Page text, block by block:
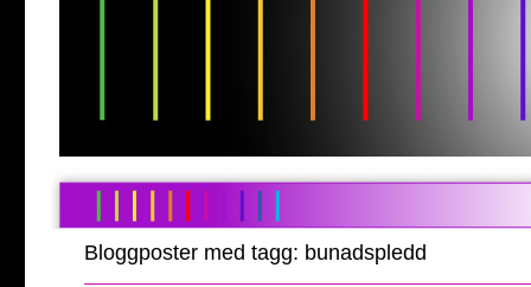
Bloggposter med tagg: bunadspledd